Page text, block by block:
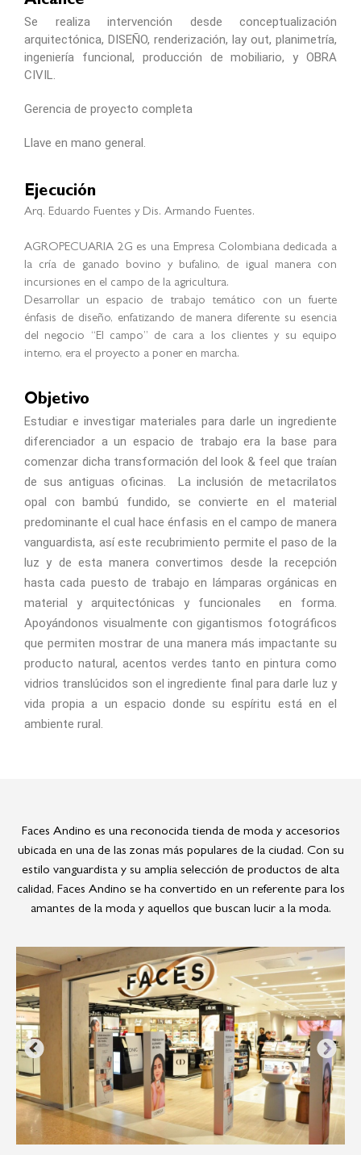
Se realiza intervención desde conceptualización
arquitectónica, DISEÑO, renderización, lay out, planimetría,
ingeniería funcional, producción de mobiliario, y OBRA
CIVIL.
Gerencia de proyecto completa
Llave en mano general.
Ejecución
Arq. Eduardo Fuentes y Dis. Armando Fuentes.
AGROPECUARIA 2G es una Empresa Colombiana dedicada a
la cría de ganado bovino y bufalino, de igual manera con
incursiones en el campo de la agricultura.
Desarrollar un espacio de trabajo temático con un fuerte
énfasis de diseño, enfatizando de manera diferente su esencia
del negocio “El campo” de cara a los clientes y su equipo
interno, era el proyecto a poner en marcha.
Objetivo
Estudiar e investigar materiales para darle un ingrediente
diferenciador a un espacio de trabajo era la base para
comenzar dicha transformación del look & feel que traían
de sus antiguas oficinas. La inclusión de metacrilatos
opal con bambú fundido, se convierte en el material
predominante el cual hace énfasis en el campo de manera
vanguardista, así este recubrimiento permite el paso de la
luz y de esta manera convertimos desde la recepción
hasta cada puesto de trabajo en lámparas orgánicas en
material y arquitectónicas y funcionales en forma.
Apoyándonos visualmente con gigantismos fotográficos
que permiten mostrar de una manera más impactante su
producto natural, acentos verdes tanto en pintura como
vidrios translúcidos son el ingrediente final para darle luz y
vida propia a un espacio donde su espíritu está en el
ambiente rural.
Faces Andino es una reconocida tienda de moda y accesorios
ubicada en una de las zonas más populares de la ciudad. Con su
estilo vanguardista y su amplia selección de productos de alta
calidad, Faces Andino se ha convertido en un referente para los
amantes de la moda y aquellos que buscan lucir a la moda.